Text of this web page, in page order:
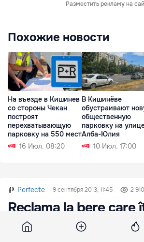
Разместить рекламу на
Похожие новости
На въезде в Кишинев
со стороны Чекан
построят
перехватывающую
парковку на 550 мест
16 Июл. 08:20
В Кишинёве
обустраивают
общественную
парковку на
Алба-Юлия
10 Июл. 17:00
Perfecte 9 сентября 2013, 11:45 2 910
Reclama la bere care
inima